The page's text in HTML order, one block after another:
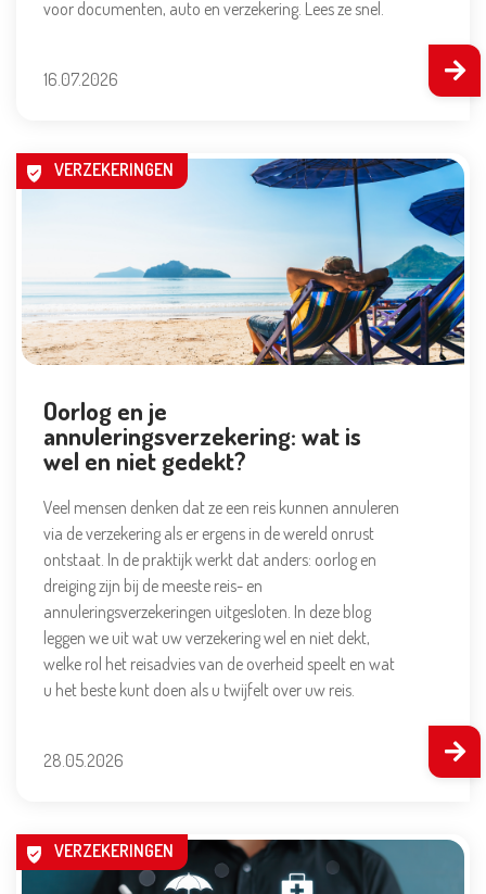
voor documenten, auto en verzekering. Lees ze snel.
16.07.2026
VERZEKERINGEN
Oorlog en je
annuleringsverzekering: wat is
wel en niet gedekt?
Veel mensen denken dat ze een reis kunnen annuleren
via de verzekering als er ergens in de wereld onrust
ontstaat. In de praktijk werkt dat anders: oorlog en
dreiging zijn bij de meeste reis- en
annuleringsverzekeringen uitgesloten. In deze blog
leggen we uit wat uw verzekering wel en niet dekt,
welke rol het reisadvies van de overheid speelt en wat
u het beste kunt doen als u twijfelt over uw reis.
28.05.2026
VERZEKERINGEN